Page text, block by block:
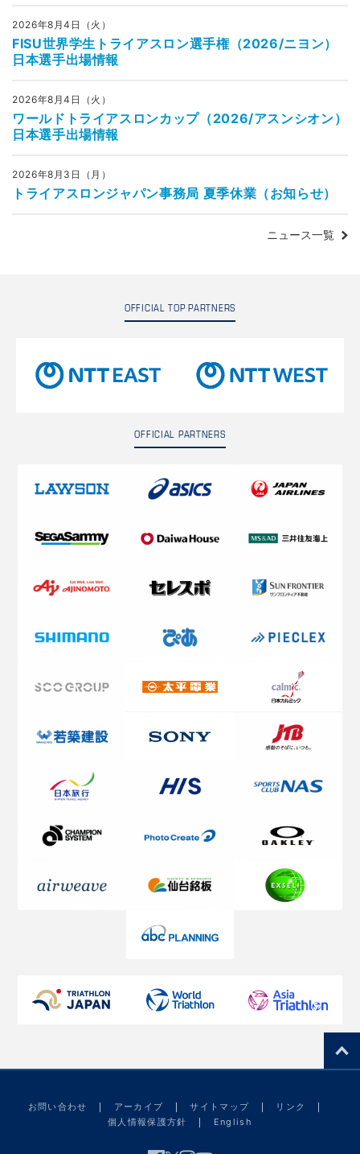
2026年8月4日（火）
FISU世界学生トライアスロン選手権（2026/ニヨン）
日本選手出場情報
2026年8月4日（火）
ワールドトライアスロンカップ（2026/アスンシオン）
日本選手出場情報
2026年8月3日（月）
トライアスロンジャパン事務局 夏季休業（お知らせ）
ニュース一覧
OFFICIAL TOP PARTNERS
OFFICIAL PARTNERS
お問い合わせ アーカイブ サイトマップ
リンク
個人情報保護方針
English